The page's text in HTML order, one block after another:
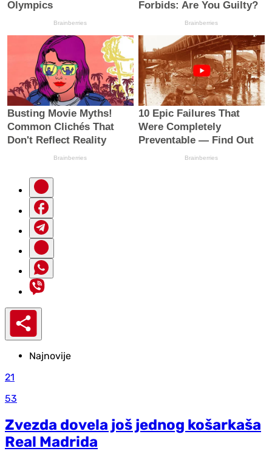
Najnovije
21
53
Zvezda dovela još jednog košarkaša
Real Madrida